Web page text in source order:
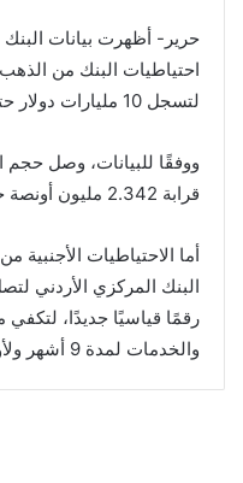
حرير- أظهرت بيانات
احتياطيات البنك من
لتسجل 10 مليارات دولار حتى نهاية 2025.
ووفقًا للبيانات، وصل
قرابة 2.342 مليون أونصة حتى نهاية 2025.
أما الاحتياطيات
رقمًا قياسيًا جديدًا،
والخدمات لمدة 9 أشهر ولأول مرة.